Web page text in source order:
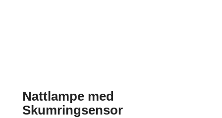
Nattlampe med
Skumringsensor